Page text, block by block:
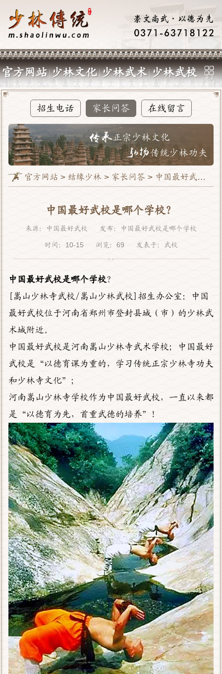
官方网站 少林文化 少林武术 少林武校
招生电话 家长问答 在线留言
官方网站 > 结缘少林 > 家长问答 > 中国最好武校是哪个学校？
中国最好武校是哪个学校？
来源：中国最好武校 发布：中国最好武校是哪个学校
时间：10-15 浏览：69发表于：武校
中国最好武校是哪个学校？
[嵩山少林寺武校/嵩山少林武校]招生办公室：中国
最好武校位于河南省郑州市登封县城（市）的少林武
术城附近。
中国最好武校是河南嵩山少林寺武术学校；中国最好
武校是“以德育课为重的，学习传统正宗少林寺功夫
和少林寺文化”；
河南嵩山少林寺学校作为中国最好武校，一直以来都
是“以德育为先，首重武德的培养”！